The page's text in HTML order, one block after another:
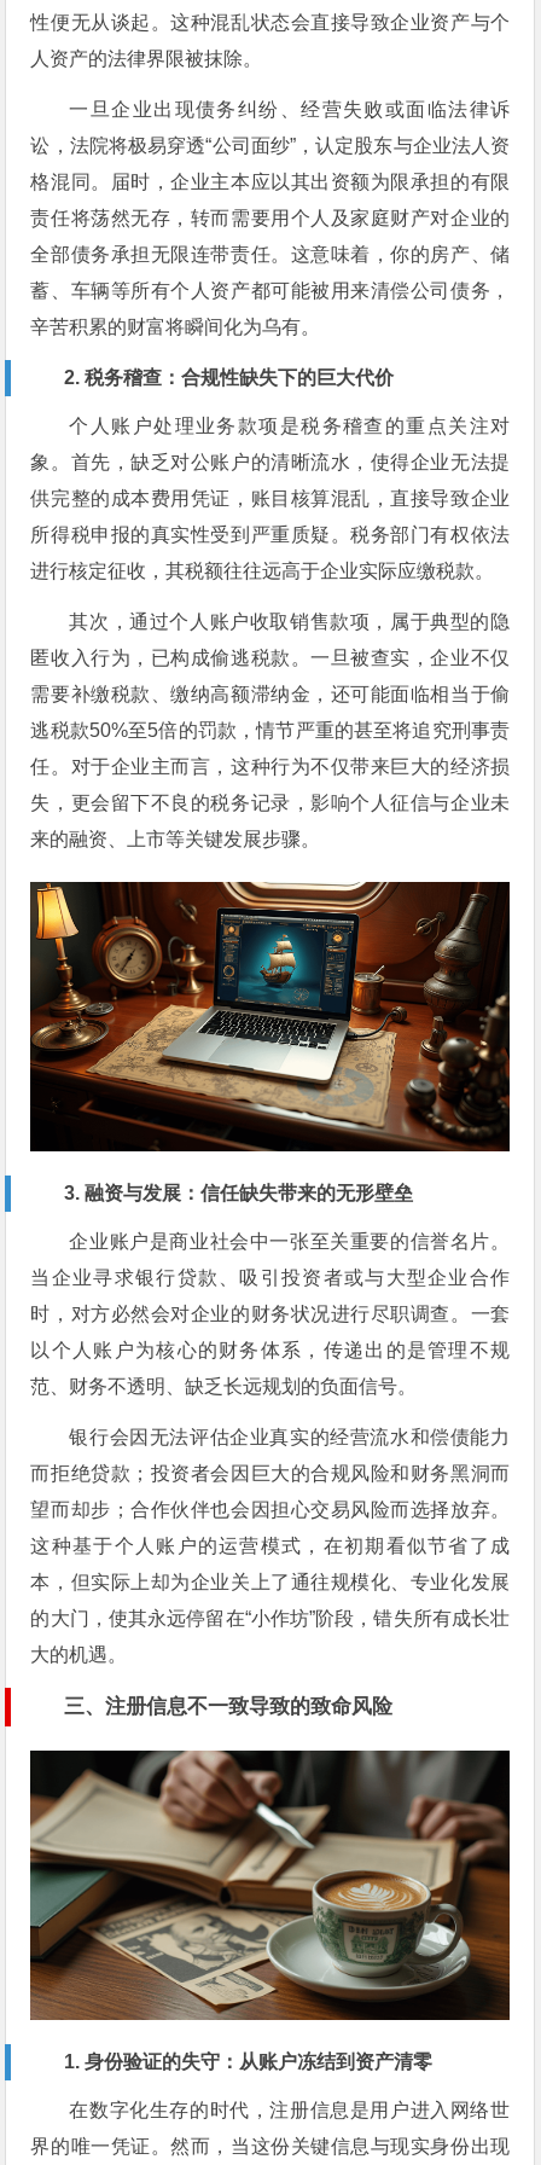
性便无从谈起。这种混乱状态会直接导致企业资产与个
人资产的法律界限被抹除。
一旦企业出现债务纠纷、经营失败或面临法律诉
讼，法院将极易穿透“公司面纱”，认定股东与企业法人资
格混同。届时，企业主本应以其出资额为限承担的有限
责任将荡然无存，转而需要用个人及家庭财产对企业的
全部债务承担无限连带责任。这意味着，你的房产、储
蓄、车辆等所有个人资产都可能被用来清偿公司债务，
辛苦积累的财富将瞬间化为乌有。
2. 税务稽查：合规性缺失下的巨大代价
个人账户处理业务款项是税务稽查的重点关注对
象。首先，缺乏对公账户的清晰流水，使得企业无法提
供完整的成本费用凭证，账目核算混乱，直接导致企业
所得税申报的真实性受到严重质疑。税务部门有权依法
进行核定征收，其税额往往远高于企业实际应缴税款。
其次，通过个人账户收取销售款项，属于典型的隐
匿收入行为，已构成偷逃税款。一旦被查实，企业不仅
需要补缴税款、缴纳高额滞纳金，还可能面临相当于偷
逃税款50%至5倍的罚款，情节严重的甚至将追究刑事责
任。对于企业主而言，这种行为不仅带来巨大的经济损
失，更会留下不良的税务记录，影响个人征信与企业未
来的融资、上市等关键发展步骤。
3. 融资与发展：信任缺失带来的无形壁垒
企业账户是商业社会中一张至关重要的信誉名片。
当企业寻求银行贷款、吸引投资者或与大型企业合作
时，对方必然会对企业的财务状况进行尽职调查。一套
以个人账户为核心的财务体系，传递出的是管理不规
范、财务不透明、缺乏长远规划的负面信号。
银行会因无法评估企业真实的经营流水和偿债能力
而拒绝贷款；投资者会因巨大的合规风险和财务黑洞而
望而却步；合作伙伴也会因担心交易风险而选择放弃。
这种基于个人账户的运营模式，在初期看似节省了成
本，但实际上却为企业关上了通往规模化、专业化发展
的大门，使其永远停留在“小作坊”阶段，错失所有成长壮
大的机遇。
三、注册信息不一致导致的致命风险
1. 身份验证的失守：从账户冻结到资产清零
在数字化生存的时代，注册信息是用户进入网络世
界的唯一凭证。然而，当这份关键信息与现实身份出现